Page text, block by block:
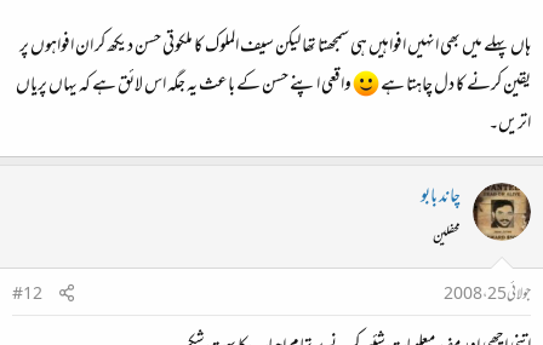
ہاں پہلے میں بھی انہیں افواہیں ہی سمجھتا تھا لیکن سیف الملوک کا ملکوتی حسن دیکھ کر ان افواہوں پر
یقین کرنے کا دل چاہتا ہے
واقعی اپنے حسن کے باعث یہ جگہ اس لائق ہے کہ یہاں پریاں
اتریں۔
چاند بابو
محفلین
جولائی 25، 2008
#12